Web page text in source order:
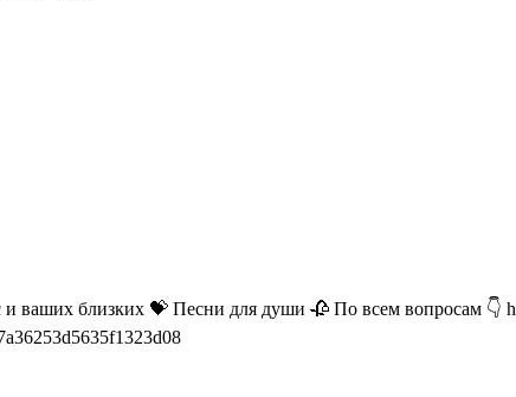
ваших близких 💝 Песни для души 🥀 По всем вопросам 👇